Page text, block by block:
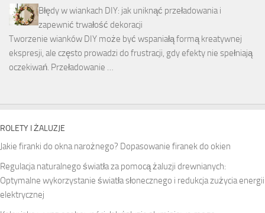
Błędy w wiankach DIY: jak uniknąć przeładowania i
zapewnić trwałość dekoracji
Tworzenie wianków DIY może być wspaniałą formą kreatywnej
ekspresji, ale często prowadzi do frustracji, gdy efekty nie spełniają
oczekiwań. Przeładowanie …
ROLETY I ŻALUZJE
Jakie firanki do okna narożnego? Dopasowanie firanek do okien
Regulacja naturalnego światła za pomocą żaluzji drewnianych:
Optymalne wykorzystanie światła słonecznego i redukcja zużycia energii
elektrycznej